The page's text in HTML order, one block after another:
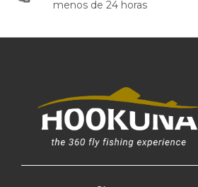
menos de 24 horas